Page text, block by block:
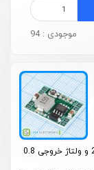
موجودی : 94
ماژول کاهنده دی‌سی به دی‌سی با ولتاژ ورودی 4.5 تا 28 و ولتاژ خروجی 0.8